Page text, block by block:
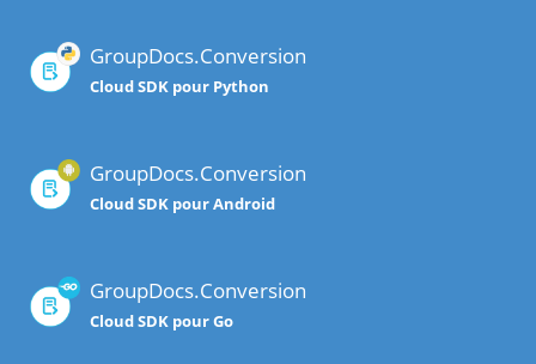
GroupDocs.Conversion
Cloud SDK pour Python
GroupDocs.Conversion
Cloud SDK pour Android
GroupDocs.Conversion
Cloud SDK pour Go